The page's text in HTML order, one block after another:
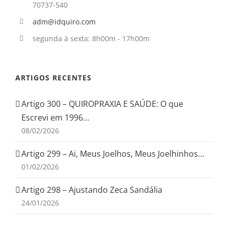
70737-540
adm@idquiro.com
segunda à sexta: 8h00m - 17h00m
ARTIGOS RECENTES
Artigo 300 – QUIROPRAXIA E SAÚDE: O que
Escrevi em 1996…
08/02/2026
Artigo 299 – Ai, Meus Joelhos, Meus Joelhinhos…
01/02/2026
Artigo 298 – Ajustando Zeca Sandália
24/01/2026